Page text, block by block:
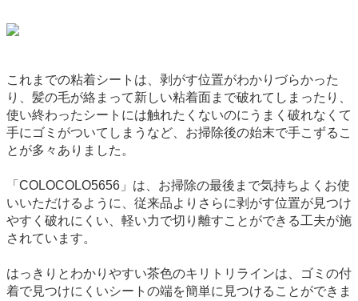
これまでの粘着シートは、剥がす位置がわかりづらかった
り、髪の毛が絡まって新しい粘着面まで破れてしまったり、
使い終わったシートには触れたくないのにうまく破れなくて
手にゴミがついてしまうなど、お掃除後の始末で手こずるこ
とが多々ありました。
「COLOCOLO5656」は、お掃除の最後まで気持ちよくお使
いいただけるように、従来品よりさらに剥がす位置が見つけ
やすく破れにくい、軽い力で切り離すことができる工夫が施
されています。
はっきりとわかりやすい茶色のキリトリラインは、ゴミの付
着で見つけにくいシートの端を簡単に見つけることができま